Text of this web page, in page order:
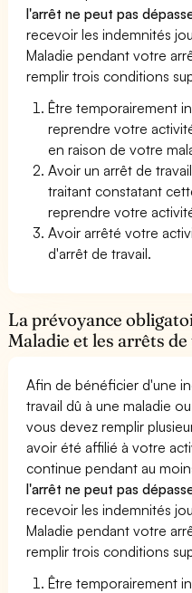
l'arrêt ne peut pas
recevoir les indemnités
Maladie pendant votre
remplir trois conditions
Être temporairement
reprendre votre
en raison de votre
Avoir un arrêt de
traitant constatant
reprendre votre
Avoir arrêté votre
d'arrêt de travail.
La prévoyance
Maladie et les arrêts
Afin de bénéficier d'une
travail dû à une maladie
vous devez remplir
avoir été affilié à votre
continue pendant au
l'arrêt ne peut pas
recevoir les indemnités
Maladie pendant votre
remplir trois conditions
Être temporairement